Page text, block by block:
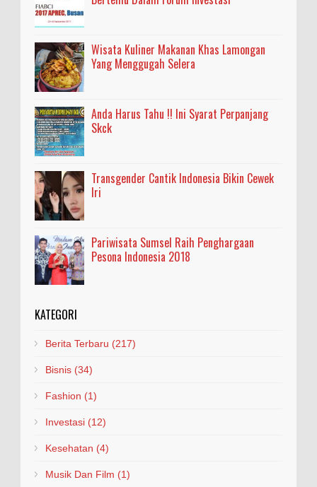
Wisata Kuliner Makanan Khas Lamongan
Yang Menggugah Selera
Anda Harus Tahu !! Ini Syarat Perpanjang
Skck
Transgender Cantik Indonesia Bikin Cewek
Iri
Pariwisata Sumsel Raih Penghargaan
Pesona Indonesia 2018
KATEGORI
Berita Terbaru (217)
Bisnis (34)
Fashion (1)
Investasi (12)
Kesehatan (4)
Musik Dan Film (1)